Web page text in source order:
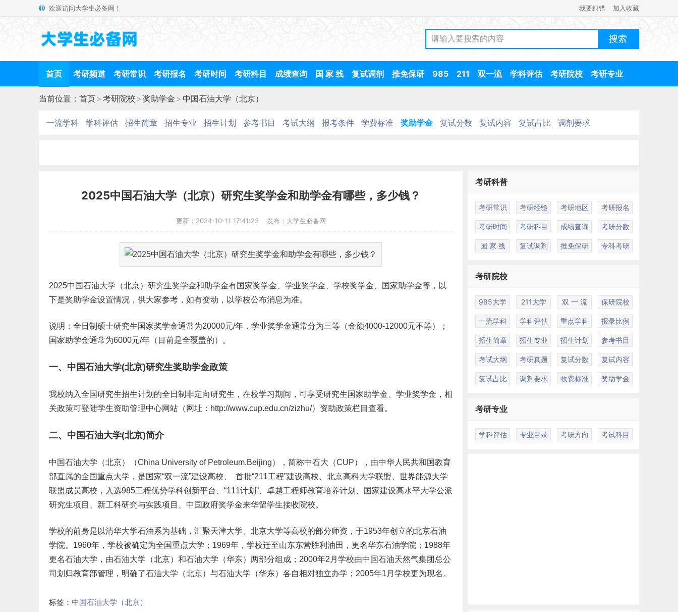
欢迎访问大学生必备网！ 我要纠错 加入收藏
首页 考研频道 考研常识 考研报名 考研时间 考研科目 成绩查询 国 家 线 复试调剂 推免保研 985 211 双一流 学科评估 考研院校 考研专业
当前位置： 首页> 考研院校 > 奖助学金 > 中国石油大学（北京）
一流学科 学科评估 招生简章 招生专业 招生计划 参考书目 考试大纲 报考条件 学费标准 奖助学金 复试分数 复试内容 复试占比 调剂要求
2025中国石油大学（北京）研究生奖学金和助学金有哪些，多少钱？
更新：2024-10-11 17:41:23 发布：大学生必备网
2025中国石油大学（北京） 研究生奖学金和助学金有国家奖学金、学业奖学金、学校奖学金、国家助学金等，以
下是奖助学金设置情况，供大家参考，如有变动，以学校公布消息为准。
说明：全日制硕士研究生国家奖学金通常为20000元/年，学业奖学金通常分为三等（金额4000-12000元不等）；
国家助学金通常为6000元/年（目前是全覆盖的）。
一、中国石油大学(北京)研究生奖助学金政策
我校纳入全国研究生招生计划的全日制非定向研究生，在校学习期间，可享受研究生国家助学金、学业奖学金，相
关政策可登陆学生资助管理中心网站（网址：http://www.cup.edu.cn/zizhu/）资助政策栏目查看。
二、中国石油大学(北京)简介
中国石油大学（北京）（China University of Petroleum,Beijing），简称中石大（CUP），由中华人民共和国教育
部直属的全国重点大学，是国家“双一流”建设高校、 首批“211工程”建设高校、北京高科大学联盟、世界能源大学
联盟成员高校，入选985工程优势学科创新平台、“111计划”、卓越工程师教育培养计划、国家建设高水平大学公派
研究生项目、新工科研究与实践项目、中国政府奖学金来华留学生接收院校。
学校的前身是以清华大学石油系为基础，汇聚天津大学、北京大学等高校的部分师资，于1953年创立的北京石油
学院。1960年，学校被确定为全国重点大学；1969年，学校迁至山东东营胜利油田，更名华东石油学院；1988年
更名石油大学，由石油大学（北京）和石油大学（华东）两部分组成；2000年2月学校由中国石油天然气集团总公
司划归教育部管理，明确了石油大学（北京）与石油大学（华东）各自相对独立办学；2005年1月学校更为现名。
标签： 中国石油大学（北京）
考研科普
考研常识 考研经验 考研地区 考研报名
考研时间 考研科目 成绩查询 考研分数
国 家 线 复试调剂 推免保研 专科考研
考研院校
985大学 211大学 双 一 流 保研院校
一流学科 学科评估 重点学科 报录比例
招生简章 招生专业 招生计划 参考书目
考试大纲 考研真题 复试分数 复试内容
复试占比 调剂要求 收费标准 奖助学金
考研专业
学科评估 专业目录 考研方向 考试科目